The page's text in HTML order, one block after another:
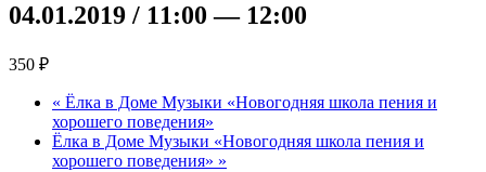
04.01.2019 / 11:00 — 12:00
350 ₽
« Ёлка в Доме Музыки «Новогодняя школа пения и
хорошего поведения»
Ёлка в Доме Музыки «Новогодняя школа пения и
хорошего поведения» »